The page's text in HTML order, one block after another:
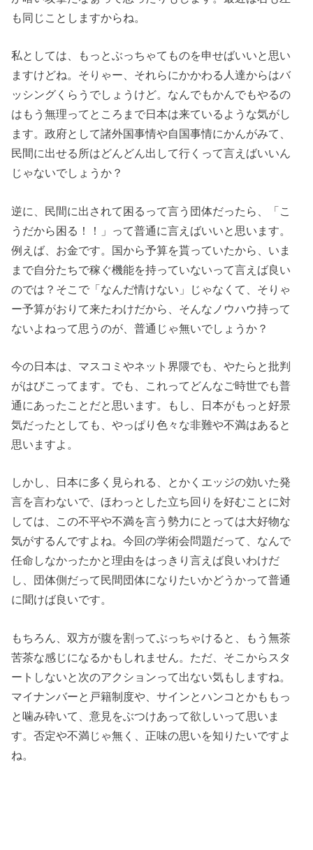
も同じことしますからね。
私としては、もっとぶっちゃてものを申せばいいと思い
ますけどね。そりゃー、それらにかかわる人達からはバ
ッシングくらうでしょうけど。なんでもかんでもやるの
はもう無理ってところまで日本は来ているような気がし
ます。政府として諸外国事情や自国事情にかんがみて、
民間に出せる所はどんどん出して行くって言えばいいん
じゃないでしょうか？
逆に、民間に出されて困るって言う団体だったら、「こ
うだから困る！！」って普通に言えばいいと思います。
例えば、お金です。国から予算を貰っていたから、いま
まで自分たちで稼ぐ機能を持っていないって言えば良い
のでは？そこで「なんだ情けない」じゃなくて、そりゃ
ー予算がおりて来たわけだから、そんなノウハウ持って
ないよねって思うのが、普通じゃ無いでしょうか？
今の日本は、マスコミやネット界隈でも、やたらと批判
がはびこってます。でも、これってどんなご時世でも普
通にあったことだと思います。もし、日本がもっと好景
気だったとしても、やっぱり色々な非難や不満はあると
思いますよ。
しかし、日本に多く見られる、とかくエッジの効いた発
言を言わないで、ほわっとした立ち回りを好むことに対
しては、この不平や不満を言う勢力にとっては大好物な
気がするんですよね。今回の学術会問題だって、なんで
任命しなかったかと理由をはっきり言えば良いわけだ
し、団体側だって民間団体になりたいかどうかって普通
に聞けば良いです。
もちろん、双方が腹を割ってぶっちゃけると、もう無茶
苦茶な感じになるかもしれません。ただ、そこからスタ
ートしないと次のアクションって出ない気もしますね。
マイナンバーと戸籍制度や、サインとハンコとかももっ
と噛み砕いて、意見をぶつけあって欲しいって思いま
す。否定や不満じゃ無く、正味の思いを知りたいですよ
ね。